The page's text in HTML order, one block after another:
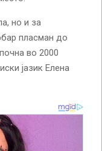
но и за
пласман до
во 2000
јазик Елена